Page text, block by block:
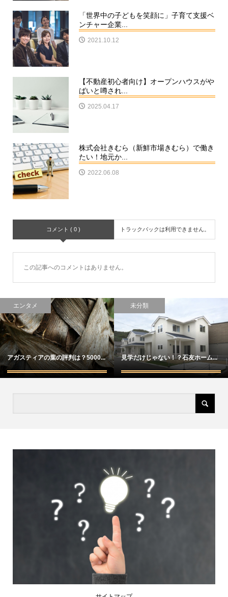
「世界中の子どもを笑顔に」子育て支援ベ
ンチャー企業...
2021.10.12
【不動産初心者向け】オープンハウスがや
ばいと噂され...
2025.04.17
株式会社きむら（新鮮市場きむら）で働き
たい！地元か...
2022.06.08
コメント ( 0 ) トラックバックは利用できません。
この記事へのコメントはありません。
エンタメ
アガスティアの葉の評判は？5000...
未分類
見学だけじゃない！？石友ホーム...